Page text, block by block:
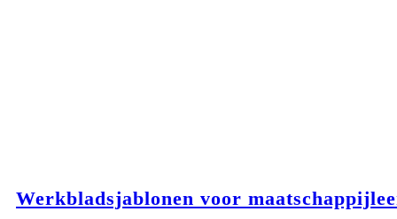
Werkbladsjablonen voor